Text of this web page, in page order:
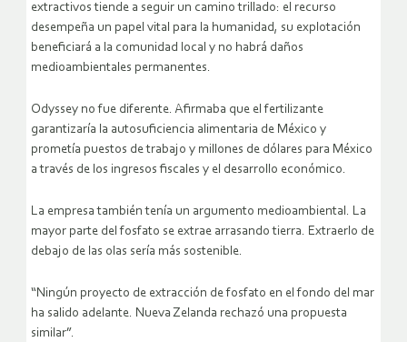
extractivos tiende a seguir un camino trillado: el recurso
desempeña un papel vital para la humanidad, su explotación
beneficiará a la comunidad local y no habrá daños
medioambientales permanentes.
Odyssey no fue diferente. Afirmaba que el fertilizante
garantizaría la autosuficiencia alimentaria de México y
prometía puestos de trabajo y millones de dólares para México
a través de los ingresos fiscales y el desarrollo económico.
La empresa también tenía un argumento medioambiental. La
mayor parte del fosfato se extrae arrasando tierra. Extraerlo de
debajo de las olas sería más sostenible.
“Ningún proyecto de extracción de fosfato en el fondo del mar
ha salido adelante. Nueva Zelanda rechazó una propuesta
similar”.